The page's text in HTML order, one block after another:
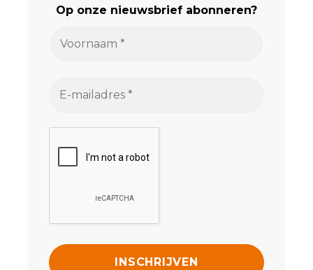
Op onze nieuwsbrief abonneren?